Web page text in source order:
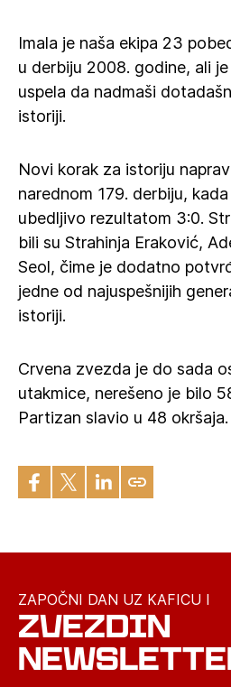
Imala je naša ekipa 23
u derbiju 2008. godine, ali
uspela da nadmaši
istoriji.
Novi korak za istoriju
narednom 179. derbiju,
ubedljivo rezultatom 3:0.
bili su Strahinja Eraković,
Seol, čime je dodatno
jedne od najuspešnijih
istoriji.
Crvena zvezda je do sada
utakmice, nerešeno je bilo
Partizan slavio u 48 okršaja.
ZAPOČNI DAN UZ KAFICU I
ZVEZDIN